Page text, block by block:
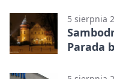
5 sierpnia
Parada